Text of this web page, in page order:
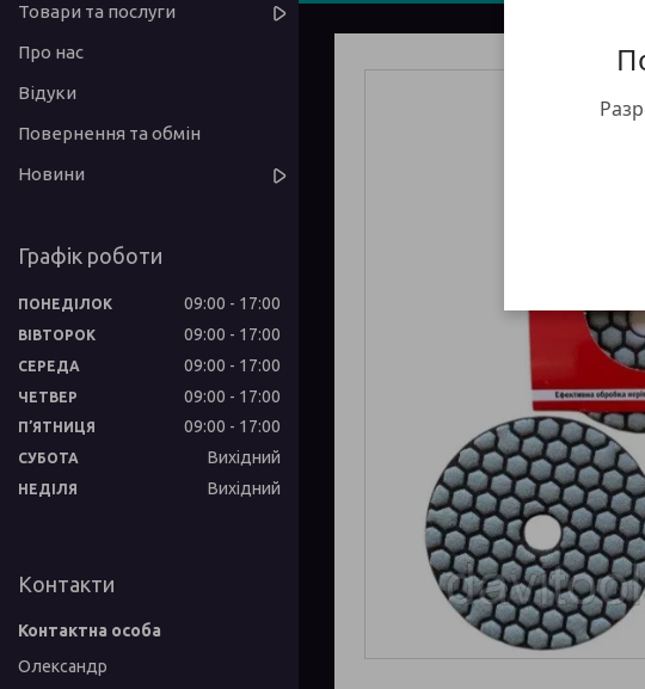
Товари та послуги
Про нас
Відуки
Повернення та обмін
Новини
Графік роботи
ПОНЕДІЛОК 09:00 17:00
ВІВТОРОК 09:00 17:00
СЕРЕДА 09:00 17:00
ЧЕТВЕР 09:00 17:00
ПʼЯТНИЦЯ 09:00 17:00
СУБОТА Вихідний
НЕДІЛЯ Вихідний
Контакти
Олександр